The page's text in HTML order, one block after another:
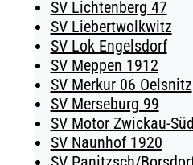
SV Lichtenberg 47
SV Liebertwolkwitz
SV Lok Engelsdorf
SV Meppen 1912
SV Merkur 06 Oelsnitz
SV Merseburg 99
SV Motor Zwickau-Süd
SV Naunhof 1920